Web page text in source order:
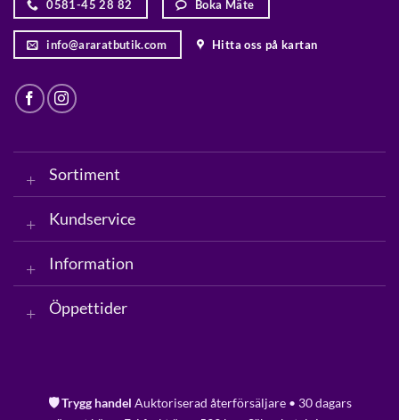
0581-45 28 82 Boka Mäte
info@araratbutik.com Hitta oss på kartan
Sortiment
Kundservice
Information
Öppettider
🛡️ Trygg handel Auktoriserad återförsäljare • 30 dagars